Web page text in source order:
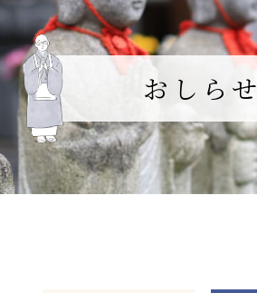
おしらせ